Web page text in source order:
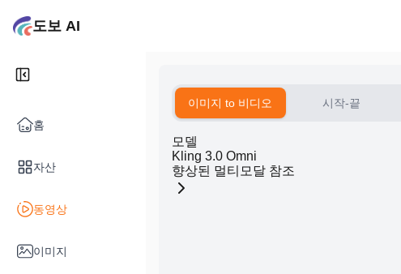
도보 AI
홈
자산
동영상
이미지
이미지 to 비디오 시작-끝
모델
Kling 3.0 Omni
향상된 멀티모달 참조